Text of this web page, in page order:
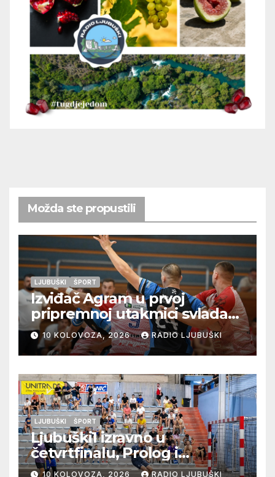
Možda ste propustili
LJUBUŠKI ŠPORT
Izviđač Agram u prvoj
pripremnoj utakmici svladao
Metković Zalom 37:32
10 KOLOVOZA, 2026 RADIO LJUBUŠKI
LJUBUŠKI ŠPORT
Ljubuški1 izravno u
četvrtfinalu, Prolog i
Ljubuški2 u doigravanju,
10 KOLOVOZA, 2026 RADIO LJUBUŠKI